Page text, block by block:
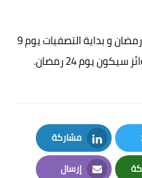
وسيتم إعلان مواعيد التصفيات يوم 8 رمضان و بداية التصفيات يوم 9
يوم 24 رمضان.
مشاركة
LinkedIn
إرسال